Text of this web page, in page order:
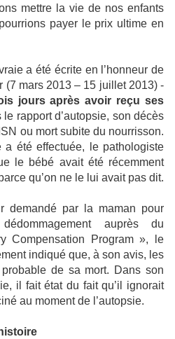
mettre la vie de nos enfants
payer le prix ultime en
a été écrite en l’honneur de
(7 mars 2013 – 15 juillet 2013) -
jours après avoir reçu ses
le rapport d’autopsie, son décès
ou mort subite du nourrisson.
a été effectuée, le pathologiste
le bébé avait été récemment
qu’on ne le lui avait pas dit.
demandé par la maman pour
auprès du
Compensation Program », le
indiqué que, à son avis, les
de sa mort. Dans son
il fait état du fait qu’il ignorait
au moment de l’autopsie.